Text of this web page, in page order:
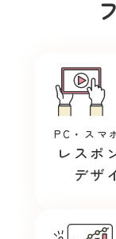
PC・スマ
レスポ
デザ